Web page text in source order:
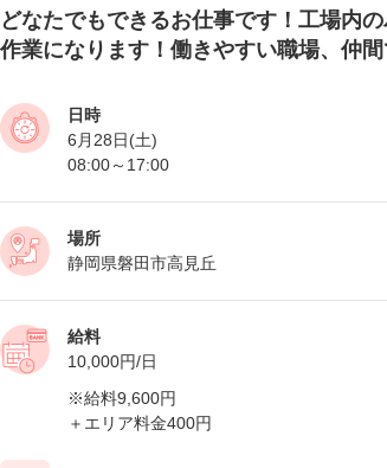
どなたでもできるお仕事です！工場内
作業になります！働きやすい職場、仲間
日時
6月28日(土)
08:00～17:00
場所
静岡県磐田市高見丘
給料
10,000円/日
※給料9,600円
＋エリア料金400円